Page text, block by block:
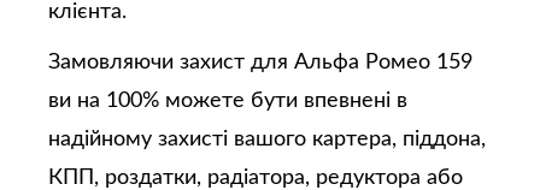
клієнта.
Замовляючи захист для Альфа Ромео 159
ви на 100% можете бути впевнені в
надійному захисті вашого картера, піддона,
КПП, роздатки, радіатора, редуктора або